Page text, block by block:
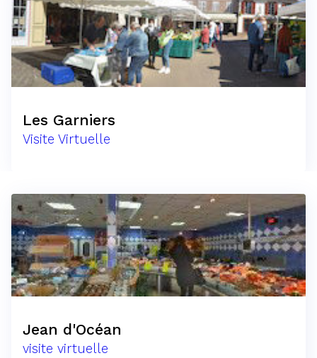
Les Garniers
Visite Virtuelle
Jean d'Océan
visite virtuelle